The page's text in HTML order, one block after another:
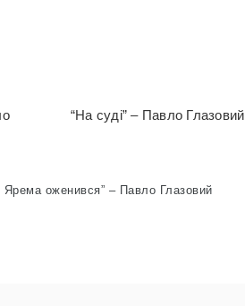
“На суді” – Павло Глазовий
Ярема оженився” – Павло Глазовий